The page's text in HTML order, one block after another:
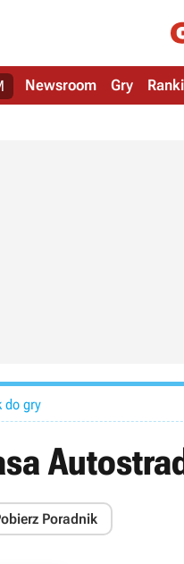
Newsroom Gry
do gry
Poradnik